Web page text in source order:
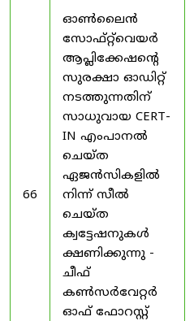
66
ഓൺലൈൻ
സോഫ്റ്റ്‌വെയർ
ആപ്ലിക്കേഷന്റെ
സുരക്ഷാ ഓഡിറ്റ്
നടത്തുന്നതിന്
സാധുവായ CERT-
IN എംപാനൽ
ചെയ്ത
ഏജൻസികളിൽ
നിന്ന് സീൽ
ചെയ്ത
ക്വട്ടേഷനുകൾ
ക്ഷണിക്കുന്നു -
ചീഫ്
കൺസർവേറ്റർ
ഓഫ് ഫോറസ്റ്റ്